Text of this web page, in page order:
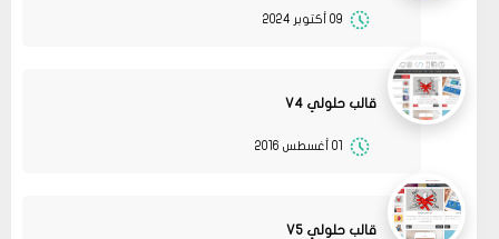
09 أكتوبر 2024
قالب حلولي V4
01 أغسطس 2016
قالب حلولي V5
02 2022
مشاركة